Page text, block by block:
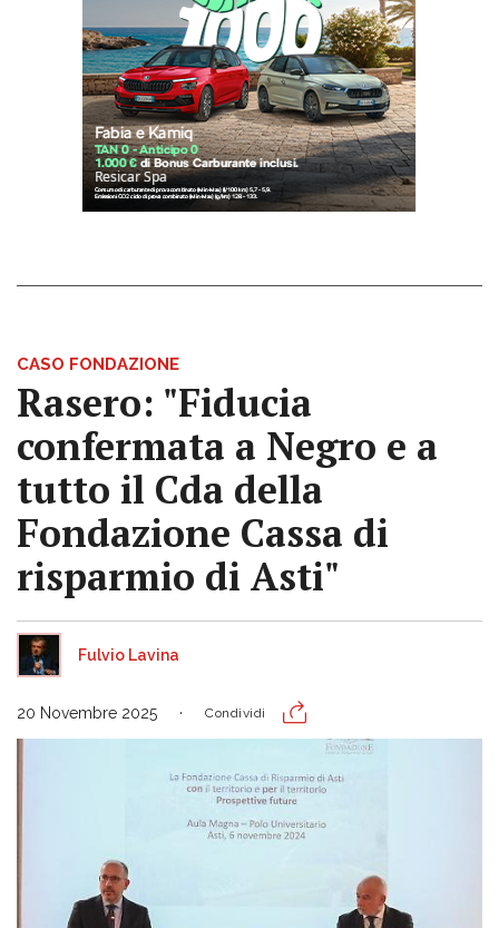
CASO FONDAZIONE
Rasero: "Fiducia
confermata a Negro e a
tutto il Cda della
Fondazione Cassa di
risparmio di Asti"
Fulvio Lavina
20 Novembre 2025 Condividi